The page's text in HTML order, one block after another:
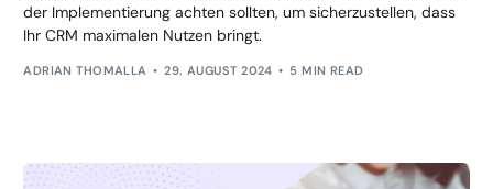
der Implementierung achten sollten, um sicherzustellen, dass
Ihr CRM maximalen Nutzen bringt.
ADRIAN THOMALLA 29. AUGUST 2024 5 MIN READ